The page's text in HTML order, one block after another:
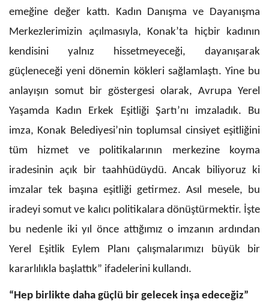
emeğine değer kattı. Kadın Danışma ve Dayanışma
Merkezlerimizin açılmasıyla, Konak’ta hiçbir kadının
kendisini yalnız hissetmeyeceği, dayanışarak
güçleneceği yeni dönemin kökleri sağlamlaştı. Yine bu
anlayışın somut bir göstergesi olarak, Avrupa Yerel
Yaşamda Kadın Erkek Eşitliği Şartı’nı imzaladık. Bu
imza, Konak Belediyesi’nin toplumsal cinsiyet eşitliğini
tüm hizmet ve politikalarının merkezine koyma
iradesinin açık bir taahhüdüydü. Ancak biliyoruz ki
imzalar tek başına eşitliği getirmez. Asıl mesele, bu
iradeyi somut ve kalıcı politikalara dönüştürmektir. İşte
bu nedenle iki yıl önce attığımız o imzanın ardından
Yerel Eşitlik Eylem Planı çalışmalarımızı büyük bir
kararlılıkla başlattık” ifadelerini kullandı.
“Hep birlikte daha güçlü bir gelecek inşa edeceğiz”